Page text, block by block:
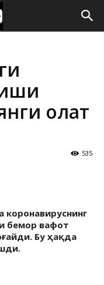
ҳолат
535
коронавируснинг
бемор вафот
Бу ҳақда